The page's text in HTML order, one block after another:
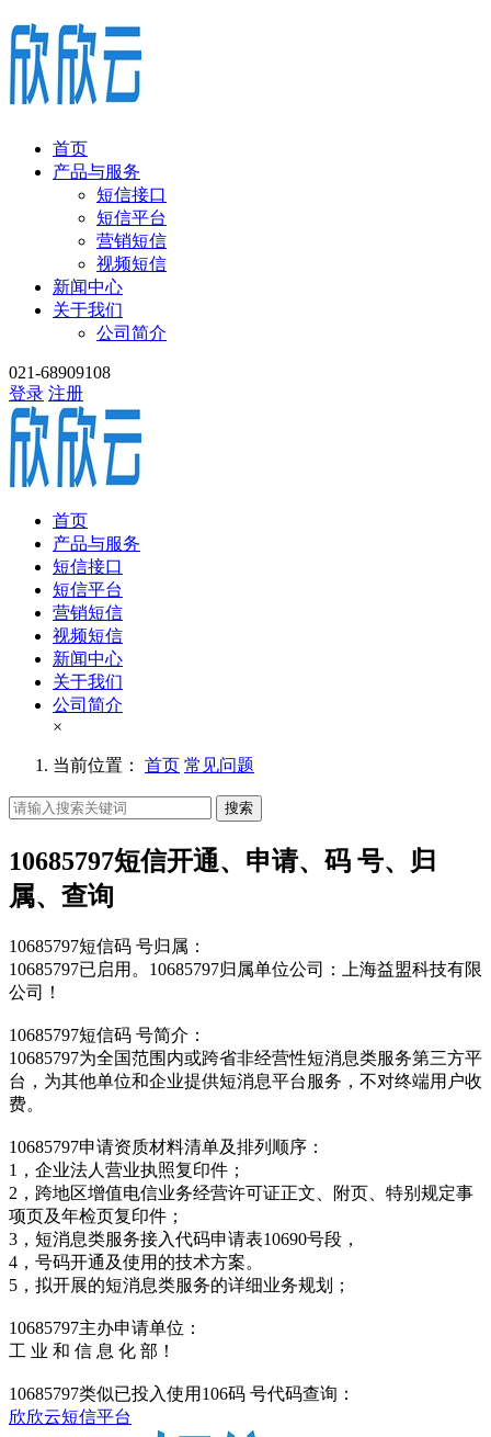
首页
产品与服务
短信接口
短信平台
营销短信
视频短信
新闻中心
关于我们
公司简介
021-68909108
登录 注册
首页
产品与服务
短信接口
短信平台
营销短信
视频短信
新闻中心
关于我们
公司简介
×
当前位置： 首页 常见问题
搜索
10685797短信开通、申请、码 号、归
属、查询
10685797短信码 号归属：
10685797已启用。10685797归属单位公司：上海益盟科技有限
公司！
10685797短信码 号简介：
10685797为全国范围内或跨省非经营性短消息类服务第三方平
台，为其他单位和企业提供短消息平台服务，不对终端用户收
费。
10685797申请资质材料清单及排列顺序：
1，企业法人营业执照复印件；
2，跨地区增值电信业务经营许可证正文、附页、特别规定事
项页及年检页复印件；
3，短消息类服务接入代码申请表10690号段，
4，号码开通及使用的技术方案。
5，拟开展的短消息类服务的详细业务规划；
10685797主办申请单位：
工 业 和 信 息 化 部！
10685797类似已投入使用106码 号代码查询：
欣欣云短信平台